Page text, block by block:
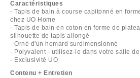
Caractéristiques
- Tapis de bain à course capitonné en
chez UO Home
- Tapis de bain en coton en forme de
silhouette de tapis allongé
- Orné d'un homard surdimensionné
- Polyvalent - utilisez-le dans votre salle
- Exclusivité UO
Contenu + Entretien